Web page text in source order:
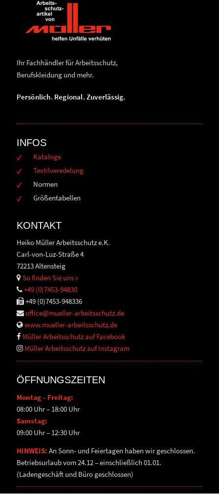
Ihr Fachhändler für Arbeitsschutz,
Berufskleidung und mehr.
Persönlich. Regional. Zuverlässig.
INFOS
Kataloge
Textilveredelung
Normen
Größentabellen
KONTAKT
Heiko Müller Arbeitsschutz e.K.
Carl-von-Luz-Straße 4
72213 Altensteig
So finden Sie uns »
+49 (0)7453-94830
+49 (0)7453-948336
office@mueller-arbeitsschutz.de
www.mueller-arbeitsschutz.de
Müller Arbeitsschutz auf Facebook
Müller Arbeitsschutz auf Instagram
ÖFFNUNGSZEITEN
Montag – Freitag:
08:00 Uhr – 18:00 Uhr
Samstag:
09:00 Uhr – 12:30 Uhr
HINWEIS: An Sonn- und Feiertagen haben wir geschlossen.
Betriebsurlaub vom 24.12 – einschließlich 01.01.
(Ladengeschäft und Büro geschlossen)